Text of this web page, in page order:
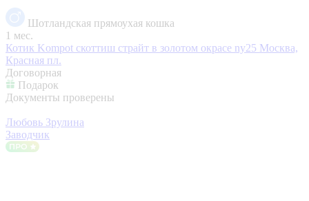
Шотландская прямоухая кошка
1 мес.
Котик Kompot скоттиш страйт в золотом окрасе ny25 Москва,
Красная пл.
Договорная
Подарок
Документы проверены
Любовь Зрулина
Заводчик